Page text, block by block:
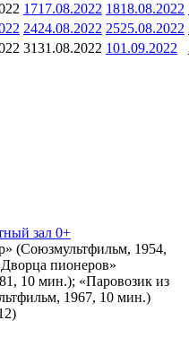
1717.08.2022 1818.08.2022
2424.08.2022 2525.08.2022
3131.08.2022 101.09.2022
зал 0+
(Союзмультфильм, 1954,
пионеров»
10 мин.); «Паровозик из
1967, 10 мин.)